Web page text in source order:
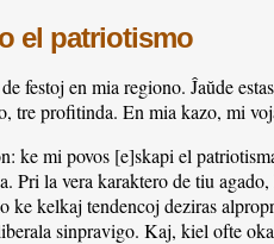
el patriotismo
festoj en mia regiono. Ĵaŭde
tre profitinda. En mia kazo, mi
ke mi povos [e]skapi el
Pri la vera karaktero de tiu
ke kelkaj tendencoj deziras
sinpravigo. Kaj, kiel ofte